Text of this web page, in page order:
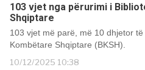
103 vjet nga përurimi i
Shqiptare
103 vjet më parë, më 10 dhjetor
Kombëtare Shqiptare (BKSH).
10/12/2025 10:38